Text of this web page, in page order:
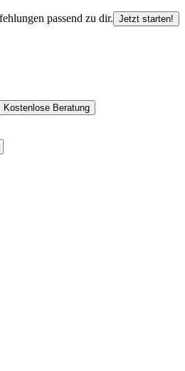
passend zu dir. Jetzt starten!
Kostenlose Beratung